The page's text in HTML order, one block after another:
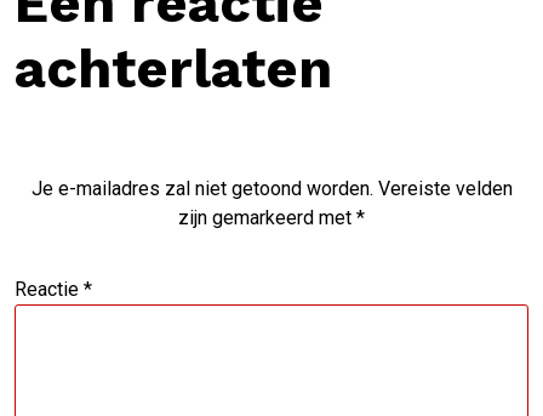
achterlaten
Je e-mailadres zal niet getoond worden. Vereiste velden
zijn gemarkeerd met *
Reactie *